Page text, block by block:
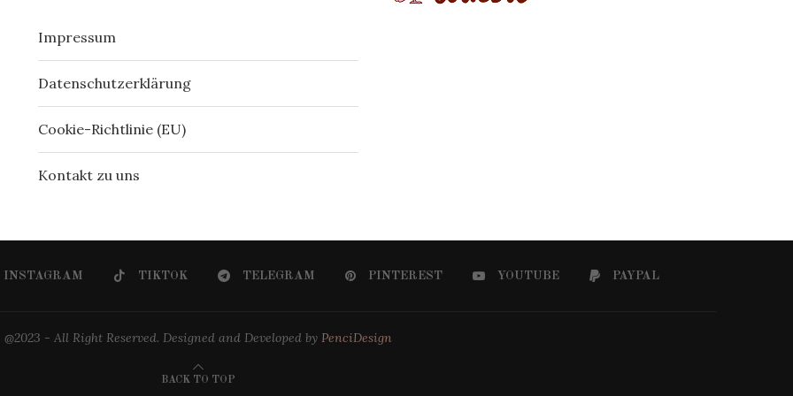
Impressum
Datenschutzerklärung
Cookie-Richtlinie (EU)
Kontakt zu uns
INSTAGRAM TIKTOK TELEGRAM PINTEREST YOUTUBE PAYPAL
@2023 - All Right Reserved. Designed and Developed by PenciDesign
BACK TO TOP